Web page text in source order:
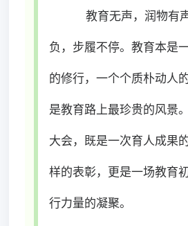
教育无声，润物有
负，步履不停。教育本是
的修行，一个个质朴动人
是教育路上最珍贵的风景
大会，既是一次育人成果
样的表彰，更是一场教育
行力量的凝聚。